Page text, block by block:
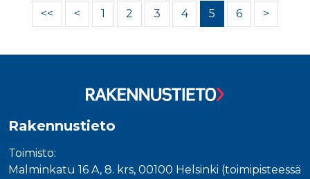
<< < 1 2 3 4 5 6 >
Rakennustieto
Toimisto:
Malminkatu 16 A, 8. krs, 00100 Helsinki (toimipisteessä